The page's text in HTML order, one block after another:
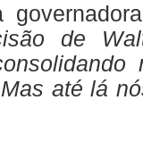
de
até lá